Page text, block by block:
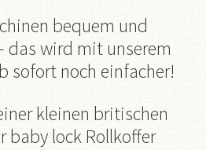
bequem und
das wird mit unserem
sofort noch einfacher!
kleinen britischen
baby lock Rollkoffer